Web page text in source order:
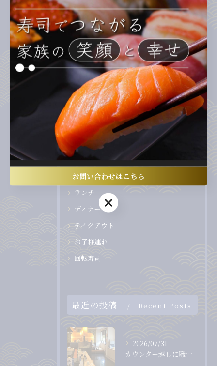
年末年始のごちそうは、
2025/12/16
... 9 10 11 12 13
カテゴリー Categories
全てのカテゴリー
ランチ
ディナー
テイクアウト
お子様連れ
回転寿司
最近の投稿 Recent Posts
2026/07/31
カウンター越しに職人から直接受け取る、出来たて、握りたてのお...
お問い合わせはこちら
お問い合わせはこちら